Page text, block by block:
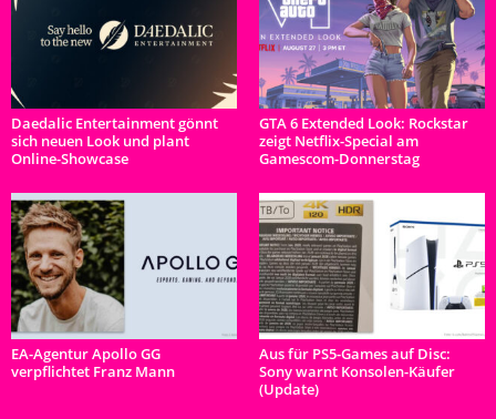
Daedalic Entertainment gönnt
sich neuen Look und plant
Online-Showcase
GTA 6 Extended Look: Rockstar
zeigt Netflix-Special am
Gamescom-Donnerstag
EA-Agentur Apollo GG
verpflichtet Franz Mann
Aus für PS5-Games auf Disc:
Sony warnt Konsolen-Käufer
(Update)